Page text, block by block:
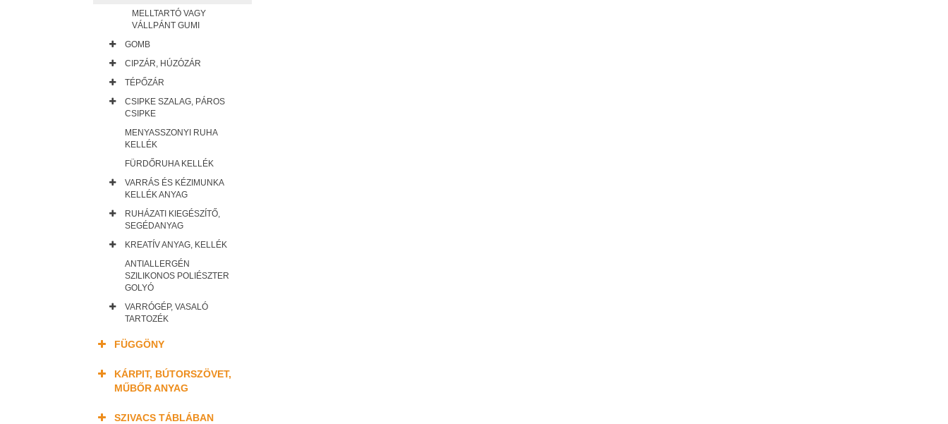
MELLTARTÓ VAGY
VÁLLPÁNT GUMI
GOMB
CIPZÁR, HÚZÓZÁR
TÉPŐZÁR
CSIPKE SZALAG, PÁROS
CSIPKE
MENYASSZONYI RUHA
KELLÉK
FÜRDŐRUHA KELLÉK
VARRÁS ÉS KÉZIMUNKA
KELLÉK ANYAG
RUHÁZATI KIEGÉSZÍTŐ,
SEGÉDANYAG
KREATÍV ANYAG, KELLÉK
ANTIALLERGÉN
SZILIKONOS POLIÉSZTER
GOLYÓ
VARRÓGÉP, VASALÓ
TARTOZÉK
FÜGGÖNY
KÁRPIT, BÚTORSZÖVET,
MŰBŐR ANYAG
SZIVACS TÁBLÁBAN